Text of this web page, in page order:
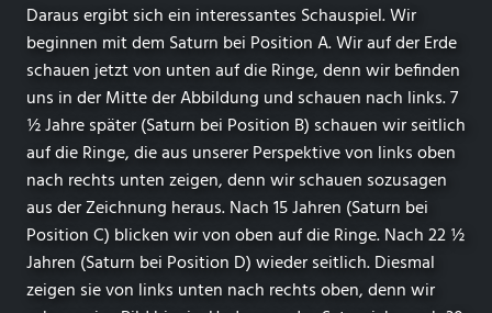
Daraus ergibt sich ein interessantes Schauspiel. Wir
beginnen mit dem Saturn bei Position A. Wir auf der Erde
schauen jetzt von unten auf die Ringe, denn wir befinden
uns in der Mitte der Abbildung und schauen nach links. 7
½ Jahre später (Saturn bei Position B) schauen wir seitlich
auf die Ringe, die aus unserer Perspektive von links oben
nach rechts unten zeigen, denn wir schauen sozusagen
aus der Zeichnung heraus. Nach 15 Jahren (Saturn bei
Position C) blicken wir von oben auf die Ringe. Nach 22 ½
Jahren (Saturn bei Position D) wieder seitlich. Diesmal
zeigen sie von links unten nach rechts oben, denn wir